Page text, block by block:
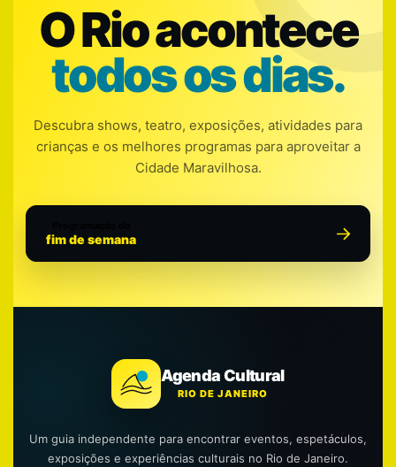
O Rio acontece
todos os dias.
Descubra shows, teatro, exposições, atividades para
crianças e os melhores programas para aproveitar a
Cidade Maravilhosa.
fim de semana
Agenda Cultural
RIO DE JANEIRO
Um guia independente para encontrar eventos, espetáculos,
exposições e experiências culturais no Rio de Janeiro.